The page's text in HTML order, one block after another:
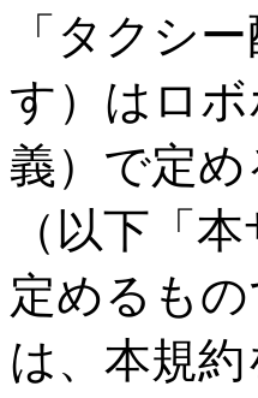
「タクシ
す）はロ
義）で定
（以下「
定めるも
は、本規